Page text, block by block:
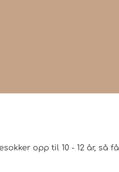
opp til 10 - 12 år, så